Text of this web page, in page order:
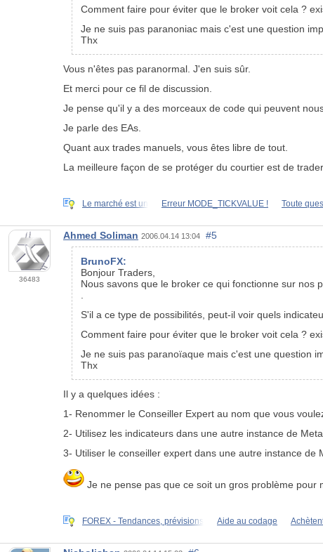
Comment faire pour éviter que le broker voit cela ?
Je ne suis pas paranoniac mais c'est une question
Thx
Vous n'êtes pas paranormal. J'en suis sûr.
Et merci pour ce fil de discussion.
Je pense qu'il y a des morceaux de code qui peuvent
Je parle des EAs.
Quant aux trades manuels, vous êtes libre de tout.
La meilleure façon de se protéger du courtier est de
Le marché est un Erreur MODE_TICKVALUE ! Toute
36483
Ahmed Soliman 2006.04.14 13:04 #5
BrunoFX:
Bonjour Traders,
Nous savons que le broker ce qui fonctionne sur nos
S'il a ce type de possibilités, peut-il voir quels
Comment faire pour éviter que le broker voit cela ?
Je ne suis pas paranoïaque mais c'est une question
Thx
Il y a quelques idées :
1- Renommer le Conseiller Expert au nom que vous
2- Utilisez les indicateurs dans une autre instance de
3- Utiliser le conseiller expert dans une autre instance de
Je ne pense pas que ce soit un gros problème pour
FOREX - Tendances, prévisions Aide au codage